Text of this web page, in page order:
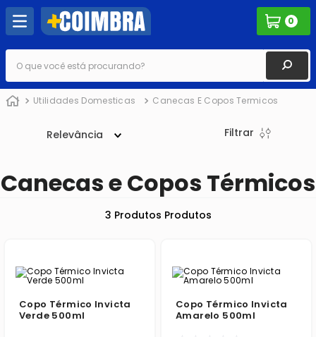
0
O que você está procurando?
Utilidades Domesticas Canecas E Copos Termicos
Relevância Filtrar
Canecas e Copos Térmicos
3 Produtos
Copo Térmico Invicta
Verde 500ml
Copo Térmico Invicta
Amarelo 500ml